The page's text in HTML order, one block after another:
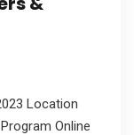
Location
Online